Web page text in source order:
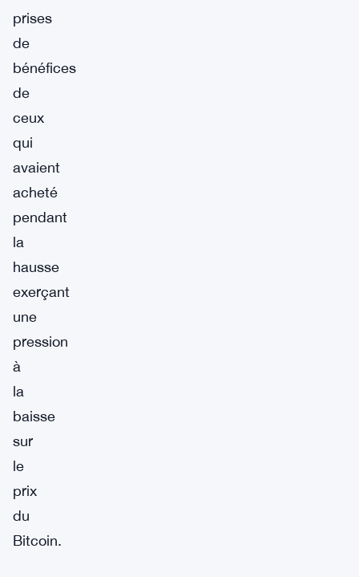
prises
de
bénéfices
de
ceux
qui
avaient
acheté
pendant
la
hausse
exerçant
une
pression
à
la
baisse
sur
le
prix
du
Bitcoin.